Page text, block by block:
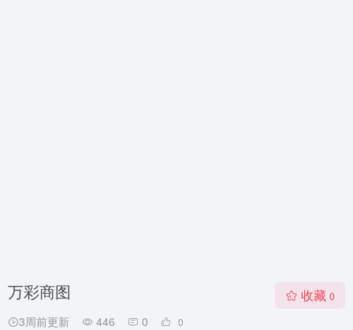
万彩商图
3周前更新 446 0 0
收藏 0